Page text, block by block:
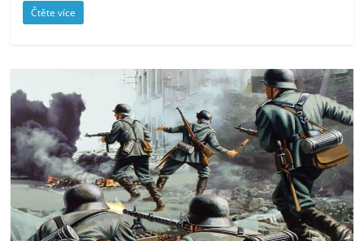
Čtěte více